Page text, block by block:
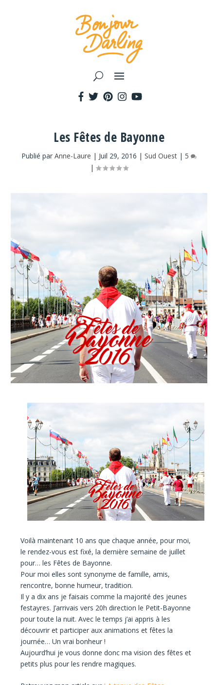
Les Fêtes de Bayonne
Publié par Anne-Laure | Juil 29, 2016 | Sud Ouest | 5
|
Voilà maintenant 10 ans que chaque année, pour moi,
le rendez-vous est fixé, la dernière semaine de juillet
pour… les Fêtes de Bayonne.
Pour moi elles sont synonyme de famille, amis,
rencontre, bonne humeur, tradition.
Il y a dix ans je faisais comme la majorité des jeunes
festayres. J’arrivais vers 20h direction le Petit-Bayonne
pour toute la nuit. Avec le temps j’ai appris à les
découvrir et participer aux animations et fêtes la
journée… Un vrai bonheur !
Aujourd’hui je vous donne donc ma vision des fêtes et
petits plus pour les rendre magiques.